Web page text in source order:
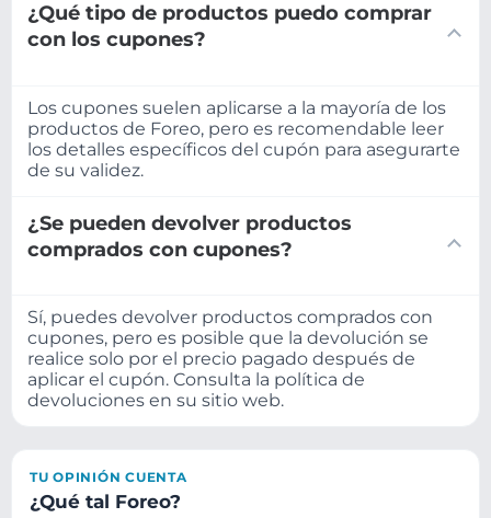
¿Qué tipo de productos puedo comprar
con los cupones?
Los cupones suelen aplicarse a la mayoría de los
productos de Foreo, pero es recomendable leer
los detalles específicos del cupón para asegurarte
de su validez.
¿Se pueden devolver productos
comprados con cupones?
Sí, puedes devolver productos comprados con
cupones, pero es posible que la devolución se
realice solo por el precio pagado después de
aplicar el cupón. Consulta la política de
devoluciones en su sitio web.
TU OPINIÓN CUENTA
¿Qué tal Foreo?